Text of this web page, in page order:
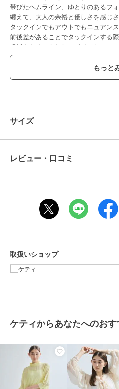
帯びたヘムライン、ゆとりのあるフ
纏えて、大人の余裕と優しさを感じさ
タックインでもアウトでもニュアン
前後差があることでタックインする
軽減されるのも嬉しいポイントに。
----------------------------------
透け感：淡色のみややあり
ポケット： あり
----------------------------------
アイロン：底面温度160℃を限度とし
ドライクリーニング：石油系溶剤に
■モデル身長 165cm 着用サイズ M
ございます。
関連ワード：ketty ケティ レディー
2026SS 春夏 春物 春服 ブラウス ポ
旅行 デート 通勤 ホテルディナー ア
サイズ
レビュー・口コミ
取扱いショップ
ケティからあなたへのおす